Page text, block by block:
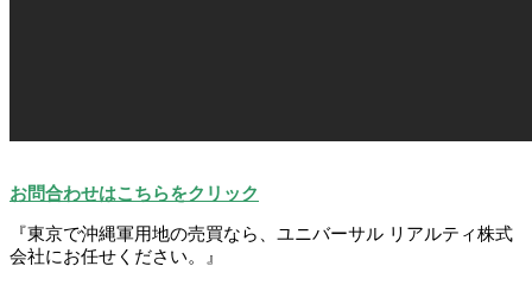
お問合わせはこちらをクリック
『東京で沖縄軍用地の売買なら、ユニバーサル リアルティ株式
会社にお任せください。』